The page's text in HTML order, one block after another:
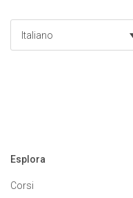
Italiano
Esplora
Corsi